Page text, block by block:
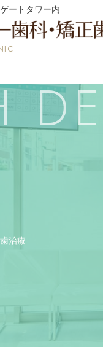
ートタワー内
治療